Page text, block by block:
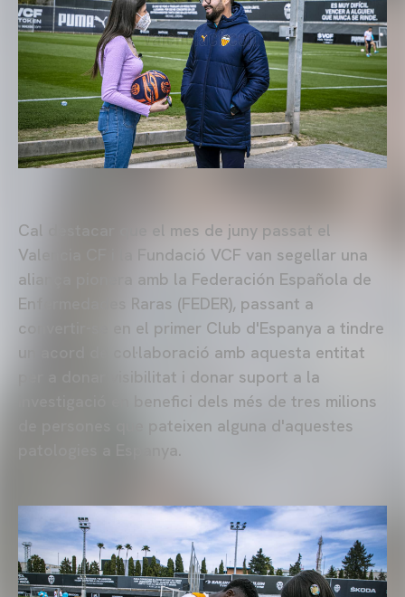
Cal destacar que el mes de juny passat el
Valencia CF i la Fundació VCF van segellar una
aliança pionera amb la Federación Española de
Enfermedades Raras (FEDER), passant a
convertir-se en el primer Club d'Espanya a tindre
un acord de col·laboració amb aquesta entitat
per a donar visibilitat i donar suport a la
investigació en benefici dels més de tres milions
de persones que pateixen alguna d'aquestes
patologies a Espanya.